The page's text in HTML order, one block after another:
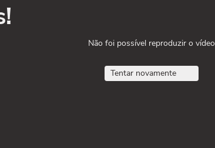
Não foi possível reproduzir o vídeo
Tentar novamente